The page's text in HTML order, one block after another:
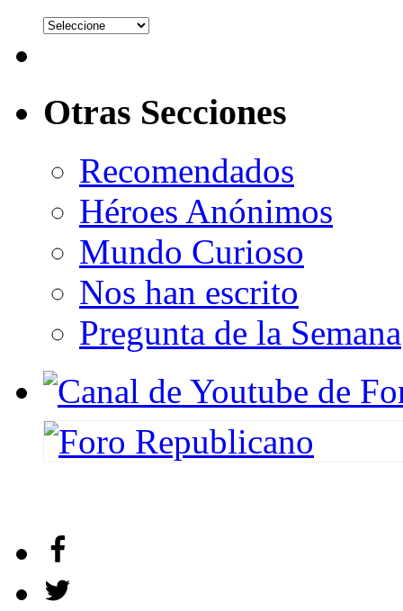
Otras Secciones
Recomendados
Héroes Anónimos
Mundo Curioso
Nos han escrito
Pregunta de la Semana